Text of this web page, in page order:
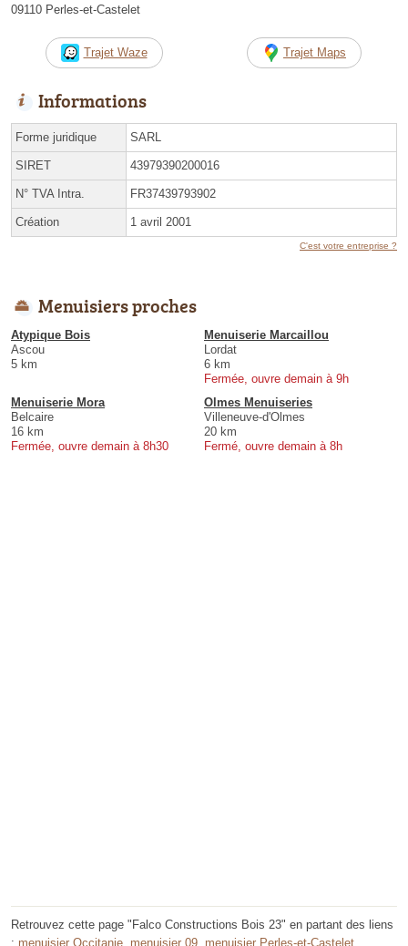
09110 Perles-et-Castelet
Trajet Waze Trajet Maps
Informations
Forme juridique SARL
SIRET 43979390200016
N° TVA Intra. FR37439793902
Création 1 avril 2001
C'est votre entreprise ?
Menuisiers proches
Atypique Bois
Ascou
5 km
Menuiserie Marcaillou
Lordat
6 km
Fermée, ouvre demain à 9h
Menuiserie Mora
Belcaire
16 km
Fermée, ouvre demain à 8h30
Olmes Menuiseries
Villeneuve-d'Olmes
20 km
Fermé, ouvre demain à 8h
Retrouvez cette page "Falco Constructions Bois 23" en partant des liens
: menuisier Occitanie menuisier 09 menuisier Perles-et-Castelet